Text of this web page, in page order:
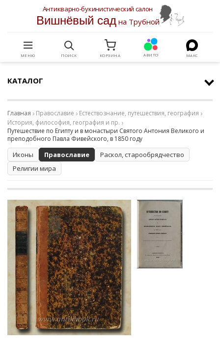
Антикварно-букинистический салон
Вишнёвый садна Трубной
МЕНЮ ПОИСК КОРЗИНА АВИТО МАКС
КАТАЛОГ
Главная Православие
Естествознание, путешествия, география
История, философия, география и пр.
Путешествие по Египту и в монастыри Святого Антония Великого и
преподобного Павла Фивейского, в 1850 году
Иконы Православие
Раскол, старообрядчество
Религии мира